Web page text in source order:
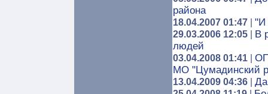
района
18.04.2007 01:47 "И
29.03.2006 12:05
В
людей
03.04.2008 01:41
МО "Цумадинский
13.04.2009 04:36